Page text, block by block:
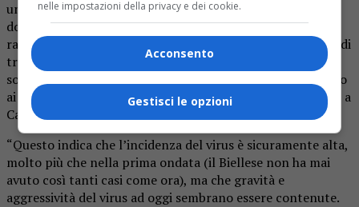
un impegno comune a tutti, non solo per gli anziani.- e
dopo l’analisi sull’età ilPrimo Cittadinocontinua con le
rassicurazioni – Ma vorrei anche cercare in qualche modo di
tranquillizzare i cittadini. Dei 100 casi in Candelo
solamente 7 sono purtroppo ospedalizzati. E se guardiamo
ai decessi, nel mese di ottobre 2019 in totale erano stati 9 a
Candelo, mentre nel 2020 se ne contano 5.”
“Questo indica che l’incidenza del virus è sicuramente alta,
molto più che nella prima ondata (il Biellese non ha mai
avuto così tanti casi come ora), ma che gravità e
aggressività del virus ad oggi sembrano essere contenute.
nelle impostazioni della privacy e dei cookie.
Acconsento
Gestisci le opzioni